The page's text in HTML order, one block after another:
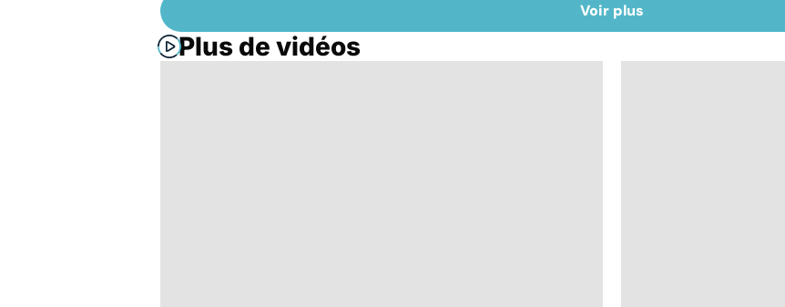
Voir plus
Plus de vidéos